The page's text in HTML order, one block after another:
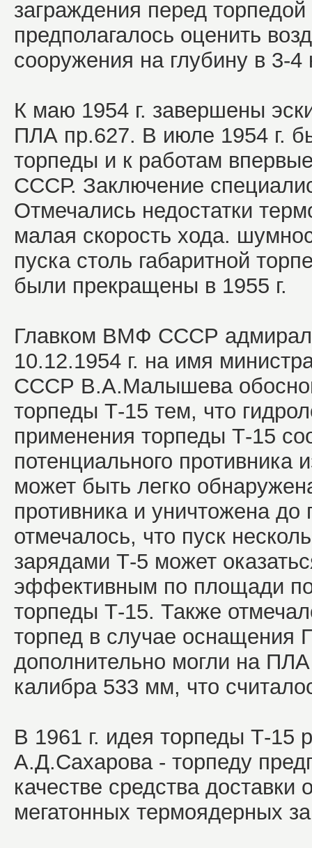
заграждения перед
предполагалось оценить
сооружения на глубину в 3-
К маю 1954 г. завершены
ПЛА пр.627. В июле 1954 г.
торпеды и к работам
СССР. Заключение
Отмечались недостатки
малая скорость хода.
пуска столь габаритной
были прекращены в 1955 г.
Главком ВМФ СССР адмирал
10.12.1954 г. на имя
СССР В.А.Малышева
торпеды Т-15 тем, что
применения торпеды Т-15
потенциального противника
может быть легко
противника и уничтожена
отмечалось, что пуск
зарядами Т-5 может
эффективным по площади
торпеды Т-15. Также
торпед в случае оснащения
дополнительно могли на
калибра 533 мм, что
В 1961 г. идея торпеды Т-15
А.Д.Сахарова - торпеду
качестве средства
мегатонных термоядерных